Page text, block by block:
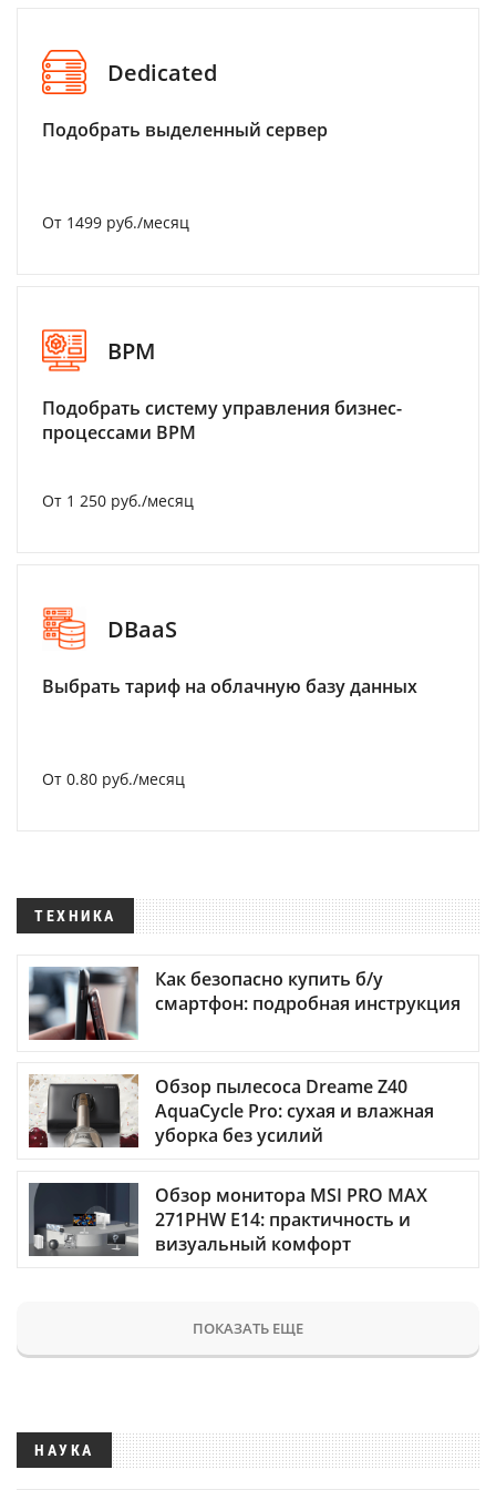
Dedicated
Подобрать выделенный сервер
От 1499 руб./месяц
BPM
Подобрать систему управления бизнес-
процессами BPM
От 1 250 руб./месяц
DBaaS
Выбрать тариф на облачную базу данных
От 0.80 руб./месяц
ТЕХНИКА
Как безопасно купить б/у
смартфон: подробная инструкция
Обзор пылесоса Dreame Z40
AquaCycle Pro: сухая и влажная
уборка без усилий
Обзор монитора MSI PRO MAX
271PHW E14: практичность и
визуальный комфорт
ПОКАЗАТЬ ЕЩЕ
НАУКА